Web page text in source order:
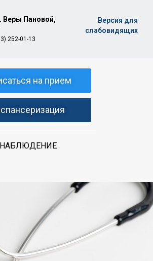
Веры Пановой,
252-01-13
Версия для
слабовидящих
на прием